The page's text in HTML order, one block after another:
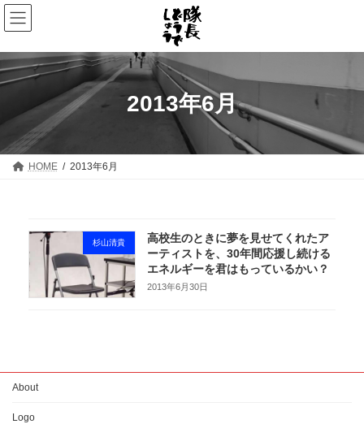
コ
ン
テ
ン
ツ
へ
ナ
ビ
ゲ
ー
シ
ョ
2013年6月
HOME 2013年6月
杉山清貴
高校生のときに夢を見せてくれたア
ーティストを、30年間応援し続ける
エネルギーを君はもっているかい？
2013年6月30日
About
Logo